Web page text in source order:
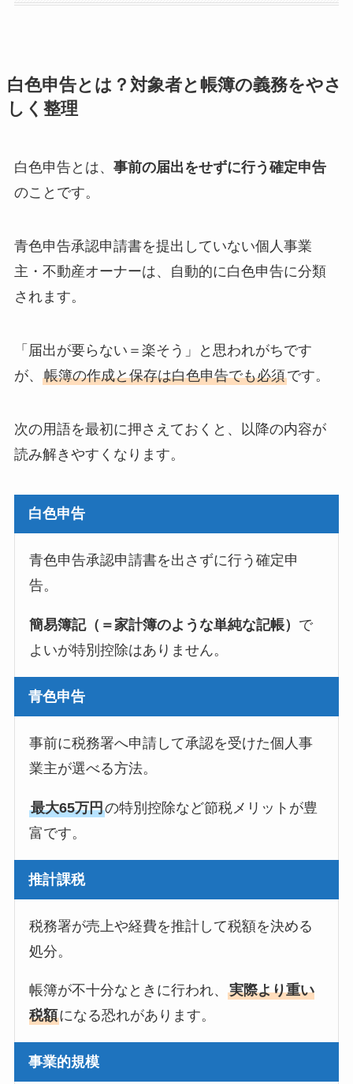
白色申告とは？対象者と帳簿の義務をやさ
しく整理
白色申告とは、 事前の届出をせずに行う確定申告
のことです。
青色申告承認申請書を提出していない個人事業
主・不動産オーナーは、自動的に白色申告に分類
されます。
「届出が要らない＝楽そう」と思われがちです
が、 帳簿の作成と保存は白色申告でも必須です。
次の用語を最初に押さえておくと、以降の内容が
読み解きやすくなります。
白色申告
青色申告承認申請書を出さずに行う確定申
告。
簡易簿記（＝家計簿のような単純な記帳） で
よいが特別控除はありません。
青色申告
事前に税務署へ申請して承認を受けた個人事
業主が選べる方法。
最大65万円の特別控除など節税メリットが豊
富です。
推計課税
税務署が売上や経費を推計して税額を決める
処分。
帳簿が不十分なときに行われ、 実際より重い
税額になる恐れがあります。
事業的規模